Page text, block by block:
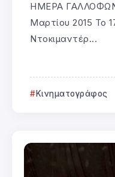
ΗΜΕΡΑ
Μαρτίου 2015 Το
Ντοκιμαντέρ...
Κινηματογράφος